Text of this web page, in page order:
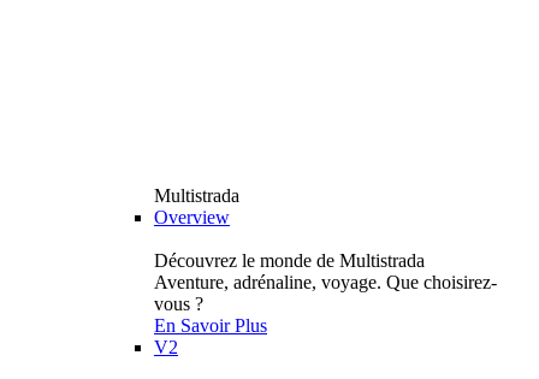
Multistrada
Overview
Découvrez le monde de Multistrada
Aventure, adrénaline, voyage. Que choisirez-
vous ?
En Savoir Plus
V2